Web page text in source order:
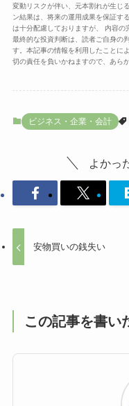
変動リスクが伴い、元本割れが生じ
ン結果は、将来の運用成果を保証す
は十分配慮しておりますが、 内容の
最終的な投資判断は、読者ご自身の
す。本記事の情報を利用したことに
切の責任を負いかねますので、あら
ビジネス・企業・会計
よかっ
安物買いの銭失い
この記事を書い